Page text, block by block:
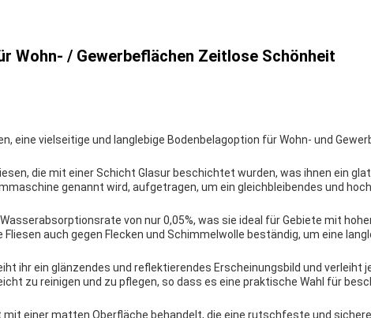
Wohn- / Gewerbeflächen Zeitlose Schönheit
eine vielseitige und langlebige Bodenbelagoption für Wohn- und
die mit einer Schicht Glasur beschichtet wurden, was ihnen ein
genannt wird, aufgetragen, um ein gleichbleibendes und
von nur 0,05%, was sie ideal für Gebiete mit
auch gegen Flecken und Schimmelwolle beständig, um eine
ihr ein glänzendes und reflektierendes Erscheinungsbild und verleiht
zu reinigen und zu pflegen, so dass es eine praktische Wahl für
einer matten Oberfläche behandelt, die eine rutschfeste und